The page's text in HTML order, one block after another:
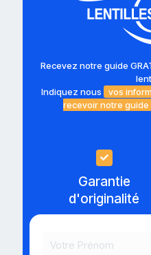
Recevez notre guide
Indiquez nous
vos
recevoir notre guide
Garantie
d'originalité